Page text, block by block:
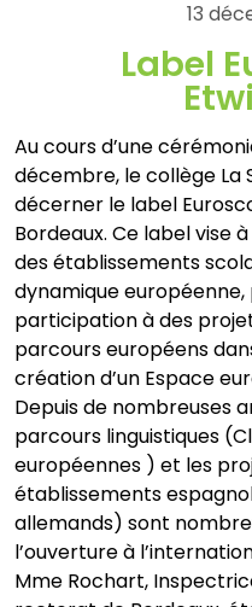
13
Label
Au cours d’une
décembre, le collège La
décerner le label
Bordeaux. Ce label vise
des établissements
dynamique
participation à des
parcours européens
création d’un Espace
Depuis de nombreuses
parcours linguistiques
européennes ) et les
établissements
allemands) sont
l’ouverture à
Mme Rochart,